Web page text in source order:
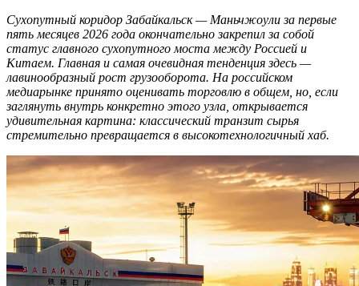
Сухопутный коридор Забайкальск — Маньчжоули за первые
пять месяцев 2026 года окончательно закрепил за собой
статус главного сухопутного моста между Россией и
Китаем. Главная и самая очевидная тенденция здесь —
лавинообразный рост грузооборота. На российском
медиарынке принято оценивать торговлю в общем, но, если
заглянуть внутрь конкретно этого узла, открывается
удивительная картина: классический транзит сырья
стремительно превращается в высокотехнологичный хаб.